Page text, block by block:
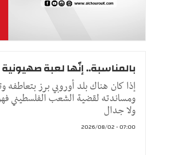
بالمناسبة.. إنّها لعبة
إذا كان هناك بلد أوروبي برز بتعاطفه
ومساندته لقضية الشعب الفلسطيني
ولا جدال
07:00 - 2026/08/02